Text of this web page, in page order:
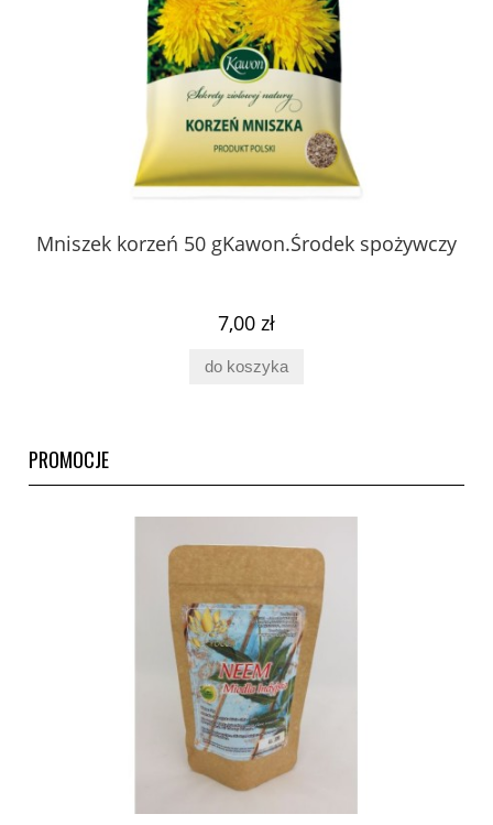
Mniszek korzeń 50 gKawon.Środek spożywczy
7,00 zł
do koszyka
PROMOCJE